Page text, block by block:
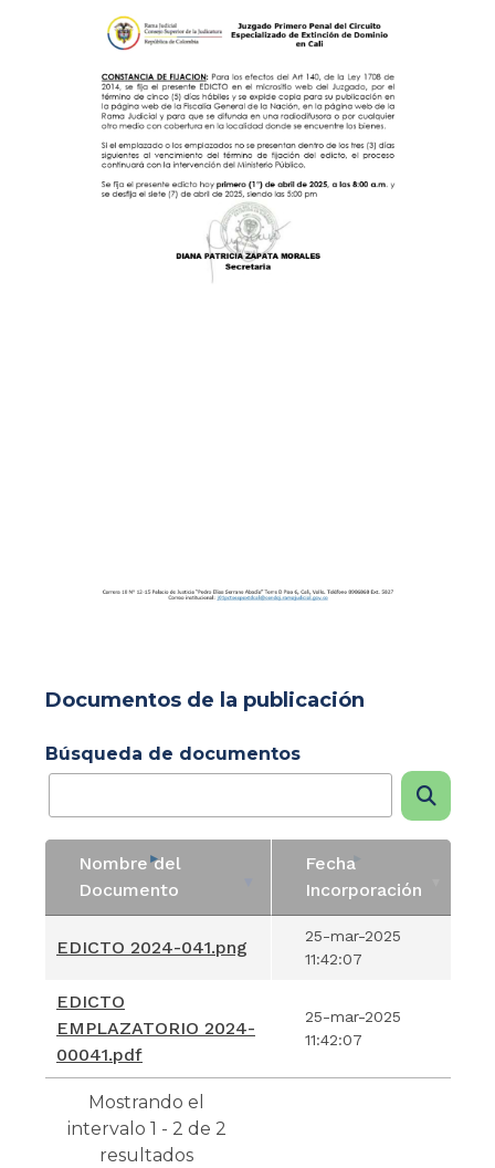
Documentos de la publicación
Búsqueda de documentos
Nombre del
Documento
Fecha
Incorporación
Documento
Fecha
Incorporación
EDICTO 2024-041.png
25-mar-2025
11:42:07
EDICTO
EMPLAZATORIO 2024-
00041.pdf
25-mar-2025
11:42:07
Mostrando el
intervalo 1 - 2 de 2
resultados